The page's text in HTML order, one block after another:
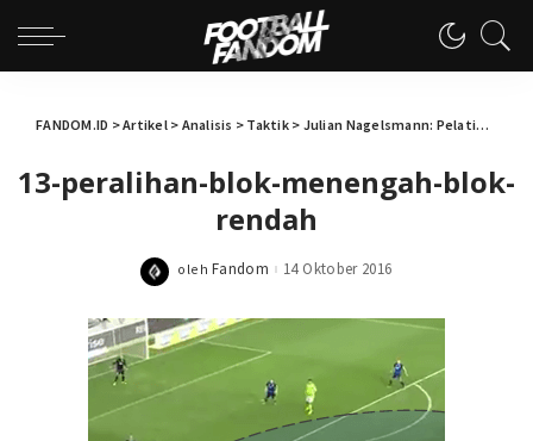
FANDOM.ID >Artikel> Analisis > Taktik> Julian Nagelsmann: Pelatih Termuda Dalam Sejarah Bundesliga
13-peralihan-blok-menengah-blok-
rendah
Posted
oleh Fandom 14 Oktober 2016